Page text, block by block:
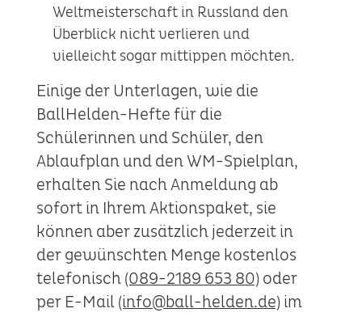
Weltmeisterschaft in Russland den
Überblick nicht verlieren und
vielleicht sogar mittippen möchten.
Einige der Unterlagen, wie die
BallHelden-Hefte für die
Schülerinnen und Schüler, den
Ablaufplan und den WM-Spielplan,
erhalten Sie nach Anmeldung ab
sofort in Ihrem Aktionspaket, sie
können aber zusätzlich jederzeit in
der gewünschten Menge kostenlos
telefonisch (089-2189 653 80)oder
per E-Mail (info@ball-helden.de)im